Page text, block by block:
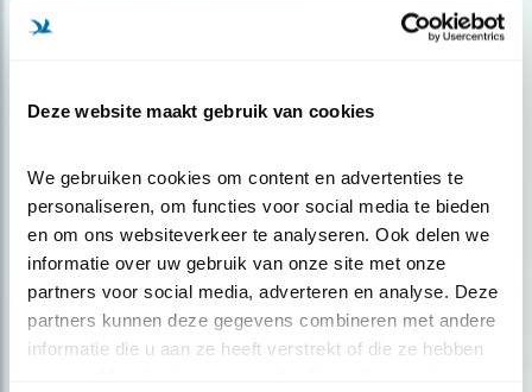
Deze website maakt gebruik van cookies
We gebruiken cookies om content en advertenties te
personaliseren, om functies voor social media te bieden
en om ons websiteverkeer te analyseren. Ook delen we
informatie over uw gebruik van onze site met onze
partners voor social media, adverteren en analyse. Deze
partners kunnen deze gegevens combineren met andere
informatie die u aan ze heeft verstrekt of die ze hebben
Meld je aan en ontvang nieuws, inspiratie, acties en tips
over vogels en activiteiten van Vogelbescherming.